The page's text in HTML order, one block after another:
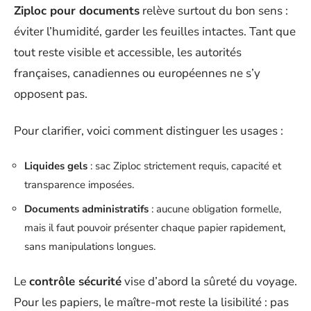
Ziploc pour documents relève surtout du bon sens :
éviter l’humidité, garder les feuilles intactes. Tant que
tout reste visible et accessible, les autorités
françaises, canadiennes ou européennes ne s’y
opposent pas.
Pour clarifier, voici comment distinguer les usages :
Liquides gels : sac Ziploc strictement requis, capacité et
transparence imposées.
Documents administratifs : aucune obligation formelle,
mais il faut pouvoir présenter chaque papier rapidement,
sans manipulations longues.
Lecontrôle sécuritévise d’abord la sûreté du voyage.
Pour les papiers, le maître-mot reste la lisibilité : pas